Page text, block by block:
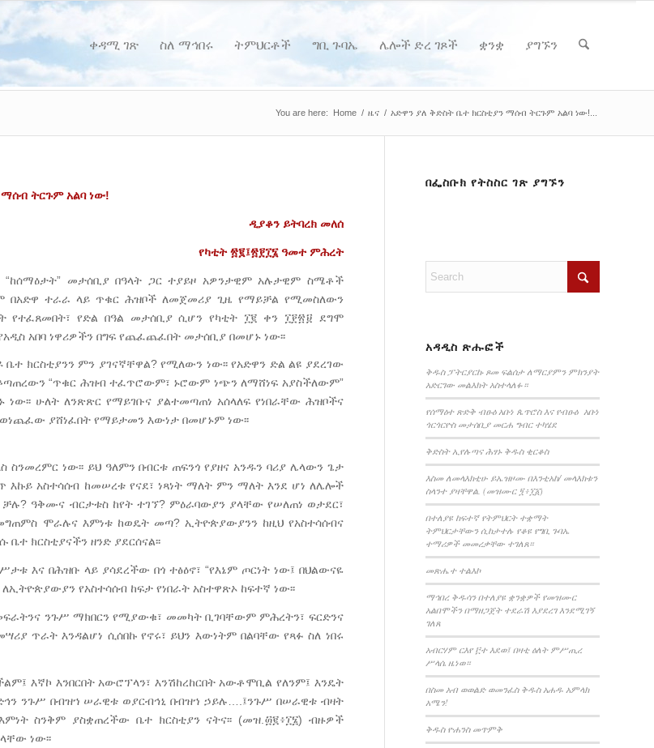
ቀዳሚ ገጽ ስለ ማኅበሩ ትምህርቶች ግቢ ጉባኤ ሌሎች ድረ ገጾች ቋንቋ ያግኙን
You are here: Home / ዜና / አድዋን ያለ ቅድስት ቤተ ክርስቲያን ማሰብ ትርጉም አልባ ነው!...
ማሰብ ትርጉም አልባ ነው!
ዲያቆን ይትባረክ መለሰ
የካቲት ፳፪፤፳፻፲፮ ዓመተ ምሕረት
መታሰቢያ በዓላት ጋር ተያይዞ አዎንታዊም አሉታዊም ስሜቶች
በአድዋ ተራራ ላይ ጥቁር ሕዝቦች ለመጀመሪያ ጊዜ የማይቻል የሚመስለውን
የተፈጸመበት፣ የድል በዓል መታሰቢያ ሲሆን የካቲት ፲፪ ቀን ፲፻፳፱ ደግሞ
አበባ ነዋሪዎችን በግፍ የጨፈጨፈበት መታሰቢያ በመሆኑ ነው፡፡
ክርስቲያንን ምን ያገናኛቸዋል? የሚለውን ነው፡፡ የአድዋን ድል ልዩ ያደረገው
“ጥቁር ሕዝብ ተፈጥሮውም፣ ኑሮውም ነጭን ለማሸነፍ አያስችለውም”
ሁለት ለንጽጽር የማይገቡና ያልተመጣጠነ አሰላለፍ የነበራቸው ሕዝቦችና
ያሸነፈበት የማይታመን እውነታ በመሆኑም ነው፡፡
ነው፡፡ ይህ ዓለምን በብርቱ ጠፍንጎ የያዘና አንዱን ባሪያ ሌላውን ጌታ
እኩይ አስተሳሰብ ከመሠረቱ የናደ፣ ነጻነት ማለት ምን ማለት እንደ ሆነ ለሌሎች
ቻሉ? ዓቅሙና ብርታቱስ ከየት ተገኘ? ምዕራባውያን ያላቸው የሠለጠነ ወታደር፣
ሞራሉና እምነቱ ከወዴት መጣ? ኢትዮጵያውያንን ከዚህ የአስተሳሰብና
ክርስቲያናችን ዘንድ ያደርሰናል፡፡
እና በሕዝቡ ላይ ያሳደረችው በጎ ተፅዕኖ፣ “የእኔም ጦርነት ነው፤ በህልውናዬ
የአስተሳሰብ ከፍታ የነበራት አስተዋጽኦ ከፍተኛ ነው፡፡
ንጉሥ ማክበርን የሚያውቁ፣ መመካት ቢገባቸውም ምሕረትን፣ ፍርድንና
ጥራት እንዳልሆነ ሲሰበኩ የኖሩ፣ ይህን እውነትም በልባቸው የጻፉ ስለ ነበሩ
እኛኮ እንበርበት አውሮፕላን፣ እንሽከረከርበት አውቶሞቢል የለንም፤ እንዴት
ንጉሥ በብዝኀ ሠራዊቱ ወያርብኅኒ በብዝኀ ኃይሉ….፤ንጉሥ በሠራዊቱ ብዛት
ስንቅም ያስቋጠረችው ቤተ ክርስቲያን ናትና፡፡ (መዝ.፴፪፥፲፮) ብዙዎች
ነው፡፡
በፌስቡክ የትስስር ገጽ ያግኙን
አዳዲስ ጽሑፎች
ቅዱስ ፓትርያርኩ ጾመ ፍልሰታ ለማርያምን ምክንያት
አድርገው መልእክት አስተላለፉ።
የሰማዕተ ጽድቅ ብፁዕ አቡነ ጴጥሮስ እና የብፁዕ አቡነ
ጎርጎርዮስ መታሰቢያ መርሐ ግብር ተካሄደ
ቅድስት ኢየሉጣና ሕፃኑ ቅዱስ ቂርቆስ
እስመ ለመላእክቲሁ ይኤዝዞሙ በእንቲአከ/ መላእክቱን
ስላንተ ያዛቸዋል. (መዝሙር ፺፥፲፩)
በተለያዩ ከፍተኛ የትምህርት ተቋማት
ትምህርታቸውን ሲከታተሉ የቆዩ የግቢ ጉባኤ
ተማሪዎች መመረቃቸው ተገለጸ።
መጽሔተ ተልእኮ
ማኅበረ ቅዱሳን በተለያዩ ቋንቋዎች የመዝሙር
አልበሞችን በማዘጋጀት ተደራሽ እያደረገ እንደሚገኝ
ገለጸ
አብርሃም ርእየ ፫ተ እደወ፤ በዛቲ ዕለት ምሥጢረ
ሥላሴ ዜነወ።
በስመ አብ ወወልድ ወመንፈስ ቅዱስ አሐዱ አምላክ
አሜን!
ቅዱስ ዮሐንስ መጥምቅ